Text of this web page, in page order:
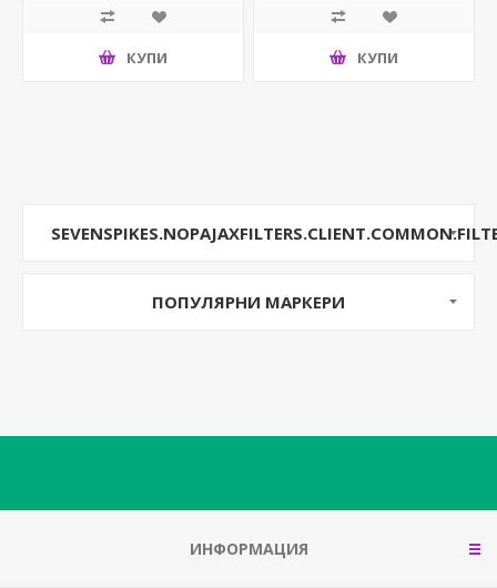
КУПИ КУПИ
ПОПУЛЯРНИ МАРКЕРИ
ИНФОРМАЦИЯ